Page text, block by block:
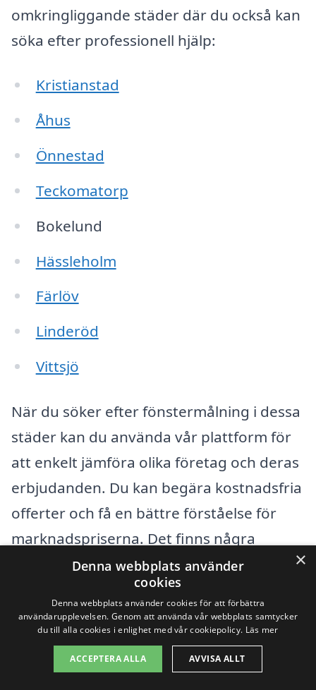
omkringliggande städer där du också kan
söka efter professionell hjälp:
Kristianstad
Åhus
Önnestad
Teckomatorp
Bokelund
Hässleholm
Färlöv
Linderöd
Vittsjö
När du söker efter fönstermålning i dessa
städer kan du använda vår plattform för
att enkelt jämföra olika företag och deras
erbjudanden. Du kan begära kostnadsfria
offerter och få en bättre förståelse för
marknadspriserna. Det finns några
faktorer att tänka på när du väljer en
Referenser och omdömen:
Kontrollera vad tidigare kunder har
×
Denna webbplats använder
cookies
Denna webbplats använder cookies för att förbättra
användarupplevelsen. Genom att använda vår webbplats samtycker
du till alla cookies i enlighet med vår cookiepolicy. Läs mer
ACCEPTERA ALLA AVVISA ALLT